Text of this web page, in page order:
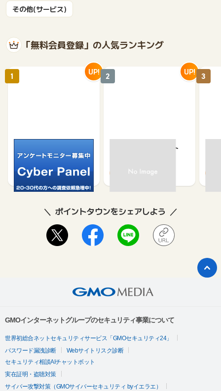
その他(サービス)
「無料会員登録」の人気ランキング
500 750
1 UP!
京急プレミアポイント
370 650
2 UP! 3
ポイントタウンをシェアしよう
GMOインターネットグループのセキュリティ事業について
世界初総合ネットセキュリティサービス「GMOセキュリティ24」
パスワード漏洩診断
Webサイトリスク診断
セキュリティ相談AIチャットボット
実在証明・盗聴対策
サイバー攻撃対策（GMOサイバーセキュリティ byイエラエ）